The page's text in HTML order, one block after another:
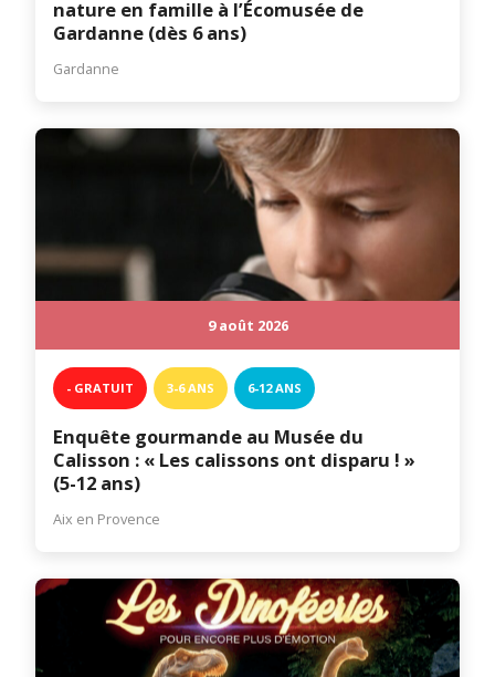
nature en famille à l’Écomusée de
Gardanne (dès 6 ans)
Gardanne
9 août 2026
- GRATUIT 3-6 ANS 6-12 ANS
Enquête gourmande au Musée du
Calisson : « Les calissons ont disparu ! »
(5-12 ans)
Aix en Provence